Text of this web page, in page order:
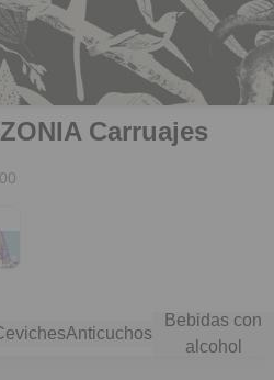
Carruajes
Anticuchos
Bebidas con
alcohol